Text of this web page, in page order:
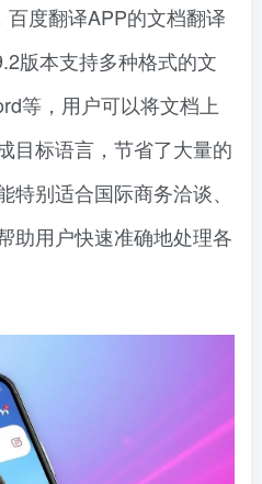
度翻译APP的文档翻译
版本支持多种格式的文
等，用户可以将文档上
目标语言，节省了大量的
特别适合国际商务洽谈、
助用户快速准确地处理各